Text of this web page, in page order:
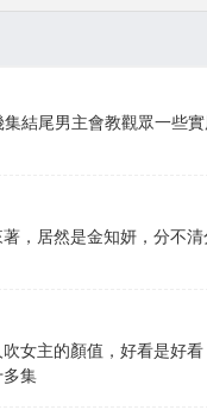
結尾男主會教觀眾一些
，居然是金知妍，分不
女主的顏值，好看是好
多集